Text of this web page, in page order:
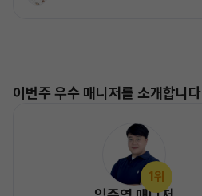
이번주 우수 매니저를 소개합니다
1위